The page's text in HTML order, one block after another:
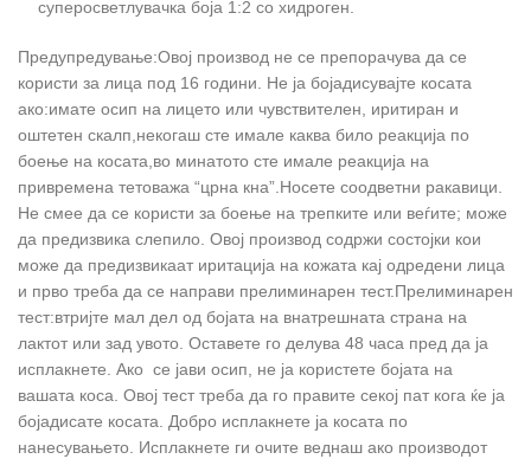
суперосветлувачка боја 1:2 со хидроген.
Предупредување:Овој производ не се препорачува да се
користи за лица под 16 години. Не ја бојадисувајте косата
ако:имате осип на лицето или чувствителен, иритиран и
оштетен скалп,некогаш сте имале каква било реакција по
боење на косата,во минатото сте имале реакција на
привремена тетоважа “црна кна”.Носете соодветни ракавици.
Не смее да се користи за боење на трепките или веѓите; може
да предизвика слепило. Овој производ содржи состојки кои
може да предизвикаат иритација на кожата кај одредени лица
и прво треба да се направи прелиминарен тест.Прелиминарен
тест:втријте мал дел од бојата на внатрешната страна на
лактот или зад увото. Оставете го делува 48 часа пред да ја
исплакнете. Ако се јави осип, не ја користете бојата на
вашата коса. Овој тест треба да го правите секој пат кога ќе ја
бојадисате косата. Добро исплакнете ја косата по
нанесувањето. Исплакнете ги очите веднаш ако производот